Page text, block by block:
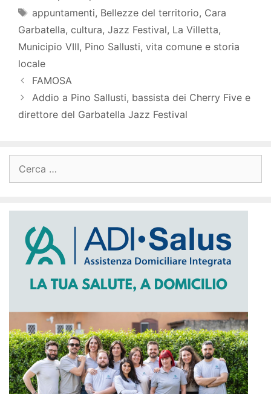
Tag
appuntamenti, Bellezze del territorio, Cara
Garbatella, cultura, Jazz Festival, La Villetta,
Municipio VIII, Pino Sallusti, vita comune e storia
locale
FAMOSA
Addio a Pino Sallusti, bassista dei Cherry Five e
direttore del Garbatella Jazz Festival
per: